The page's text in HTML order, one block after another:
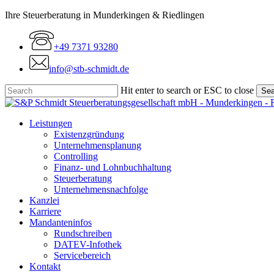
Skip
content
Ihre Steuerberatung in Munderkingen & Riedlingen
+49 7371 93280
info@stb-schmidt.de
Hit enter to search or ESC to close
Close
Menu
Leistungen
Existenzgründung
Unternehmensplanung
Controlling
Finanz- und Lohnbuchhaltung
Steuerberatung
Unternehmensnachfolge
Kanzlei
Karriere
Mandanteninfos
Rundschreiben
DATEV-Infothek
Servicebereich
Kontakt